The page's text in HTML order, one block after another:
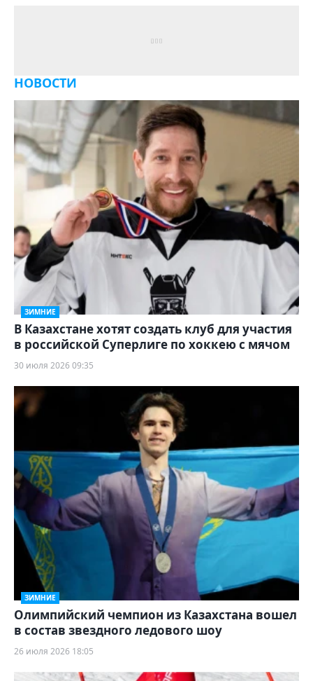
НОВОСТИ
ЗИМНИЕ
В Казахстане хотят создать клуб для участия
в российской Суперлиге по хоккею с мячом
30 июля 2026 09:35
ЗИМНИЕ
Олимпийский чемпион из Казахстана вошел
в состав звездного ледового шоу
26 июля 2026 18:05